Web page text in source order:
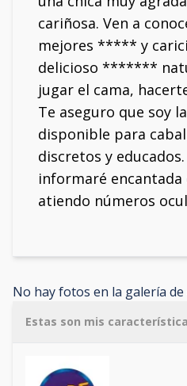
cariñosa. Ven a
mejores ***** y
delicioso *******
jugar el cama,
Te aseguro que soy
disponible para
discretos y
informaré encantada
atiendo números
No hay fotos en la galería
Estas son mis